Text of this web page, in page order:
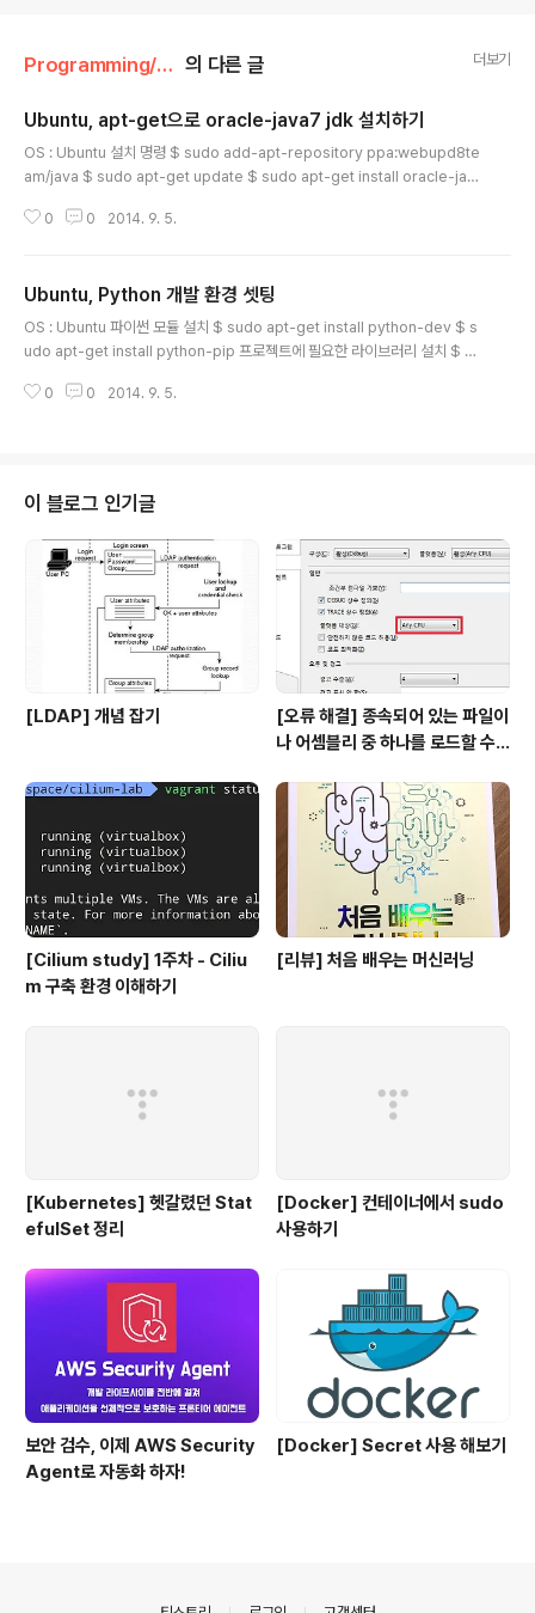
Programming/Linux (Ubuntu) 의 다른 글 더보기
Ubuntu, apt-get으로 oracle-java7 jdk 설치하기
OS : Ubuntu 설치 명령 $ sudo add-apt-repository ppa:webupd8te
am/java $ sudo apt-get update $ sudo apt-get install oracle-jav
0 0 2014. 9. 5.
Ubuntu, Python 개발 환경 셋팅
OS : Ubuntu 파이썬 모듈 설치 $ sudo apt-get install python-dev $ s
udo apt-get install python-pip 프로젝트에 필요한 라이브러리 설치 $ su
ymysql $ sudo pip install redis $ sudo pip install nose $ sudo ap
0 0 2014. 9. 5.
이 블로그 인기글
[LDAP] 개념 잡기
[오류 해결] 종속되어 있는 파일이
나 어셈블리 중 하나를 로드할 수
[Cilium study] 1주차 - Ciliu
m 구축 환경 이해하기
[리뷰] 처음 배우는 머신러닝
[Kubernetes] 헷갈렸던 Stat
efulSet 정리
[Docker] 컨테이너에서 sudo
사용하기
보안 검수, 이제 AWS Security
Agent로 자동화 하자!
[Docker] Secret 사용 해보기